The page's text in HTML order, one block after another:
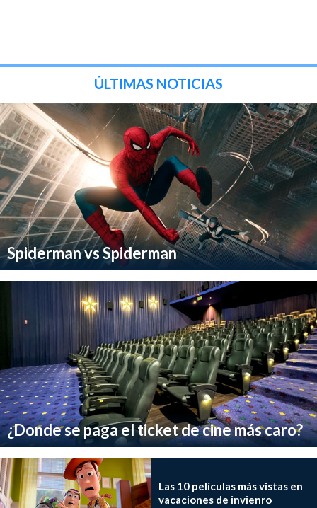
ÚLTIMAS NOTICIAS
Spiderman vs Spiderman
¿Donde se paga el ticket de cine más caro?
Las 10 películas más vistas en
vacaciones de invienro